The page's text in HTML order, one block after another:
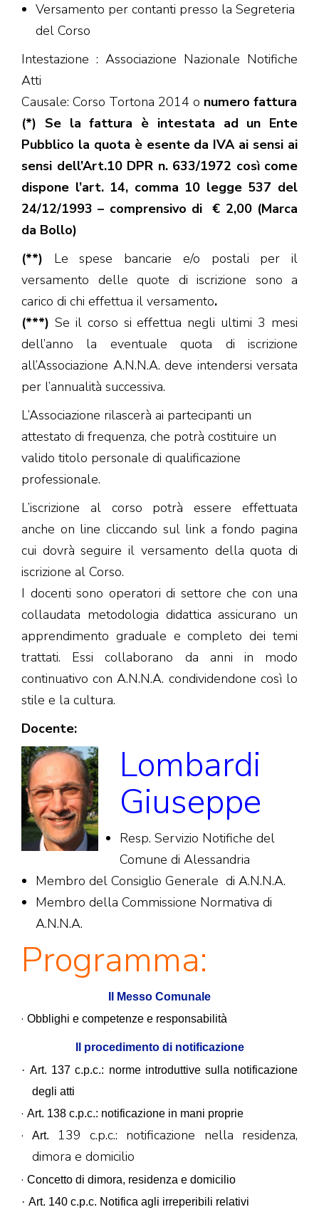
Versamento per contanti presso la Segreteria
del Corso
Intestazione : Associazione Nazionale Notifiche
Atti
Causale: Corso Tortona 2014 o numero fattura
(*) Se la fattura è intestata ad un Ente
Pubblico la quota è esente da IVA ai sensi ai
sensi dell’Art.10 DPR n. 633/1972 così come
dispone l’art. 14, comma 10 legge 537 del
24/12/1993 – comprensivo di € 2,00 (Marca
da Bollo)
(**) Le spese bancarie e/o postali per il
versamento delle quote di iscrizione sono a
carico di chi effettua il versamento.
(***) Se il corso si effettua negli ultimi 3 mesi
dell’anno la eventuale quota di iscrizione
all’Associazione A.N.N.A. deve intendersi versata
per l’annualità successiva.
L’Associazione rilascerà ai partecipanti un
attestato di frequenza, che potrà costituire un
valido titolo personale di qualificazione
professionale.
L’iscrizione al corso potrà essere effettuata
anche on line cliccando sul link a fondo pagina
cui dovrà seguire il versamento della quota di
iscrizione al Corso.
I docenti sono operatori di settore che con una
collaudata metodologia didattica assicurano un
apprendimento graduale e completo dei temi
trattati. Essi collaborano da anni in modo
continuativo con A.N.N.A. condividendone così lo
stile e la cultura.
Docente:
Lombardi
Giuseppe
Resp. Servizio Notifiche del
Comune di Alessandria
Membro del Consiglio Generale di A.N.N.A.
Membro della Commissione Normativa di
A.N.N.A.
Programma:
Il Messo Comunale
· Obblighi e competenze e responsabilità
Il procedimento di notificazione
· Art. 137 c.p.c.: norme introduttive sulla notificazione
degli atti
· Art. 138 c.p.c.: notificazione in mani proprie
·Art.
139 c.p.c.: notificazione nella residenza,
dimora e domicilio
· Concetto di dimora, residenza e domicilio
· Art. 140 c.p.c. Notifica agli irreperibili relativi